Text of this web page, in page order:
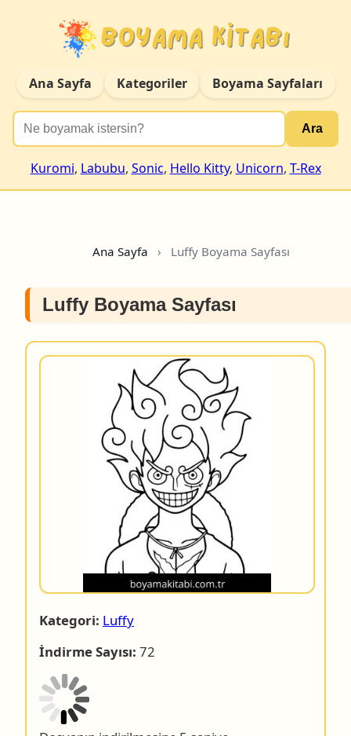
Ana Sayfa Kategoriler Boyama Sayfaları
Ara
Kuromi, Labubu, Sonic, Hello Kitty, Unicorn, T-Rex
Ana Sayfa › Luffy Boyama Sayfası
Luffy Boyama Sayfası
Kategori: Luffy
İndirme Sayısı: 72
Dosyanın indirilmesine 4 saniye.